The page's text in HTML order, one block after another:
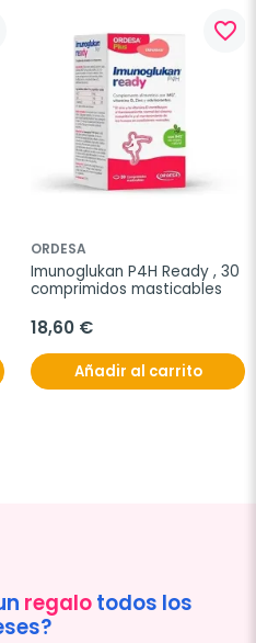
favorite_border
ORDESA
Imunoglukan P4H Ready , 30
comprimidos masticables
18,60 €
Añadir al carrito
regalotodos los